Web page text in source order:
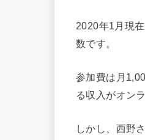
2020年1月現
数です。
参加費は月
る収入がオン
しかし、西野